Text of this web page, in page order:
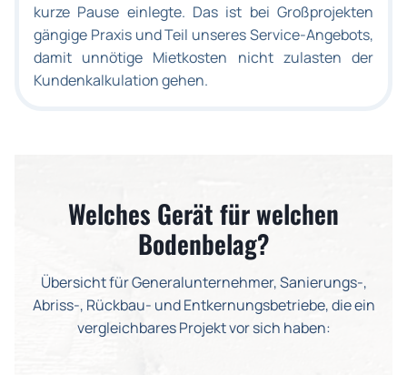
kurze Pause einlegte. Das ist bei Großprojekten
gängige Praxis und Teil unseres Service-Angebots,
damit unnötige Mietkosten nicht zulasten der
Kundenkalkulation gehen.
Welches Gerät für welchen
Bodenbelag?
Übersicht für Generalunternehmer, Sanierungs-,
Abriss-, Rückbau- und Entkernungsbetriebe, die ein
vergleichbares Projekt vor sich haben: